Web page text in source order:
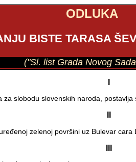
ODLUKA
BISTE TARASA
("Sl. list Grada Novog
slobodu slovenskih naroda, postavlja
zelenoj površini uz Bulevar cara